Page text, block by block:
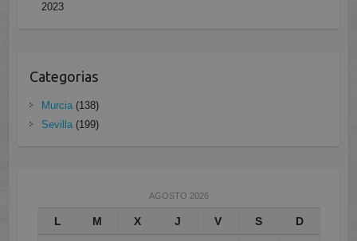
2023
Categorias
Murcia(138)
Sevilla(199)
AGOSTO 2026
L M X J V S D